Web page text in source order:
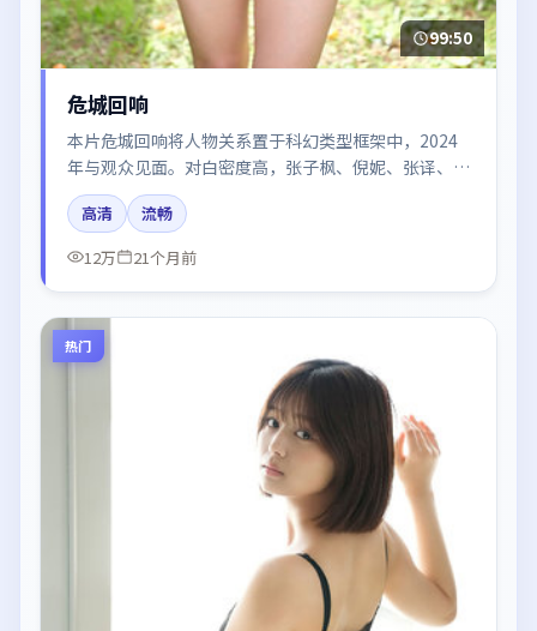
99:50
危城回响
本片危城回响将人物关系置于科幻类型框架中，2024
年与观众见面。对白密度高，张子枫、倪妮、张译、汤
唯、周迅的台词节奏值得关注；整体气质偏英国都市与
冷色调摄影。
高清
流畅
12万
21个月前
热门